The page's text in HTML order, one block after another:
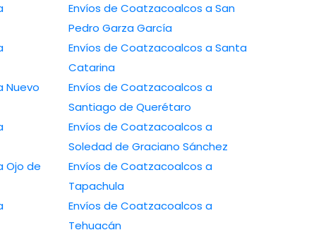
Envíos de Coatzacoalcos a San
Pedro Garza García
Envíos de Coatzacoalcos a Santa
Catarina
Envíos de Coatzacoalcos a
Santiago de Querétaro
Envíos de Coatzacoalcos a
Soledad de Graciano Sánchez
Envíos de Coatzacoalcos a
Tapachula
Envíos de Coatzacoalcos a
Tehuacán